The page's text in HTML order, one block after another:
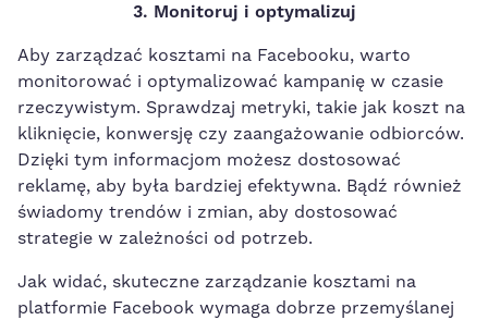
3. Monitoruj ⁢i⁣ optymalizuj
Aby zarządzać kosztami na Facebooku, warto
monitorować i optymalizować kampanię w czasie
rzeczywistym. Sprawdzaj metryki, takie jak koszt na
kliknięcie, ‍konwersję czy zaangażowanie odbiorców.
Dzięki tym informacjom możesz dostosować
reklamę, aby była bardziej⁤ efektywna. Bądź również
świadomy trendów i zmian, aby dostosować
strategie‍ w​ zależności od potrzeb.
Jak widać, skuteczne zarządzanie kosztami na
platformie Facebook wymaga dobrze przemyślanej